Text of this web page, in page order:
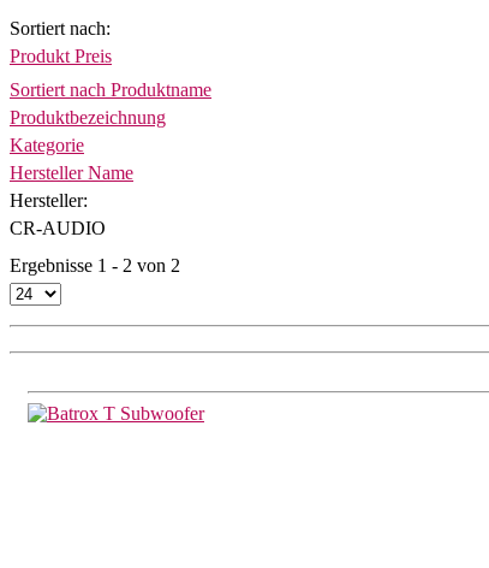
Sortiert nach
Produkt Preis
Sortiert nach Produktname
Produktbezeichnung
Kategorie
Hersteller Name
Hersteller:
CR-AUDIO
Ergebnisse 1 - 2 von 2